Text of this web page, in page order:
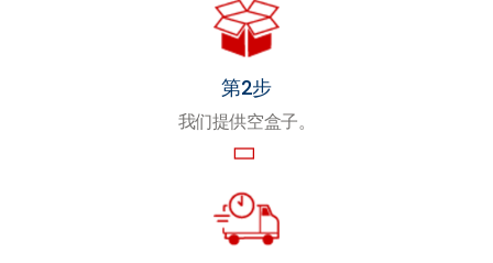
第2步
我们提供空盒子。